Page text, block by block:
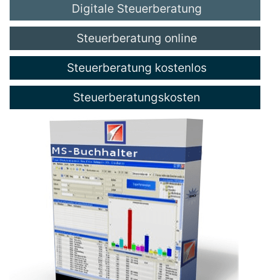
Digitale Steuerberatung
Steuerberatung online
Steuerberatung kostenlos
Steuerberatungskosten